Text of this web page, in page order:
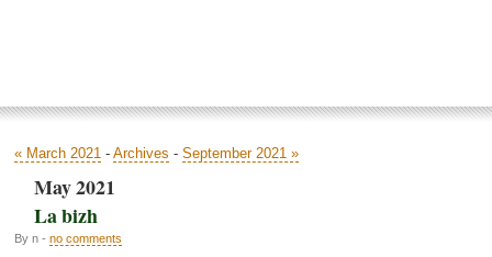
« March 2021 - Archives - September 2021 »
May 2021
La bizh
By n - no comments